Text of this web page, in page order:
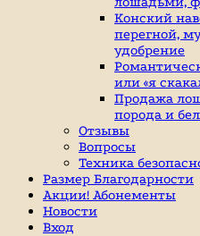
Конский
перегной,
удобрение
или «я
Продажа
порода и
Отзывы
Вопросы
Техника
Размер Благодарности
Акции! Абонементы
Новости
Вход